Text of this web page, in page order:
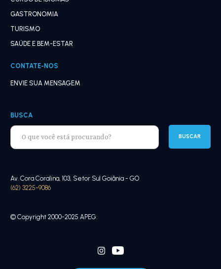
GASTRONOMIA
TURISMO
SAÚDE E BEM-ESTAR
CONTATE-NOS
ENVIE SUA MENSAGEM
BUSCA
Av. Cora Coralina, 103, Setor Sul Goiânia - GO
(62) 3225-9086
© Copyright 2000-2025 APEG.